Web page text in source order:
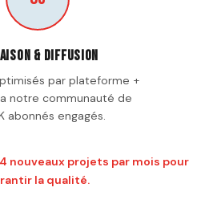
& diffusion
par plateforme +
notre communauté de
abonnés engagés.
nouveaux projets par mois pour
la qualité.